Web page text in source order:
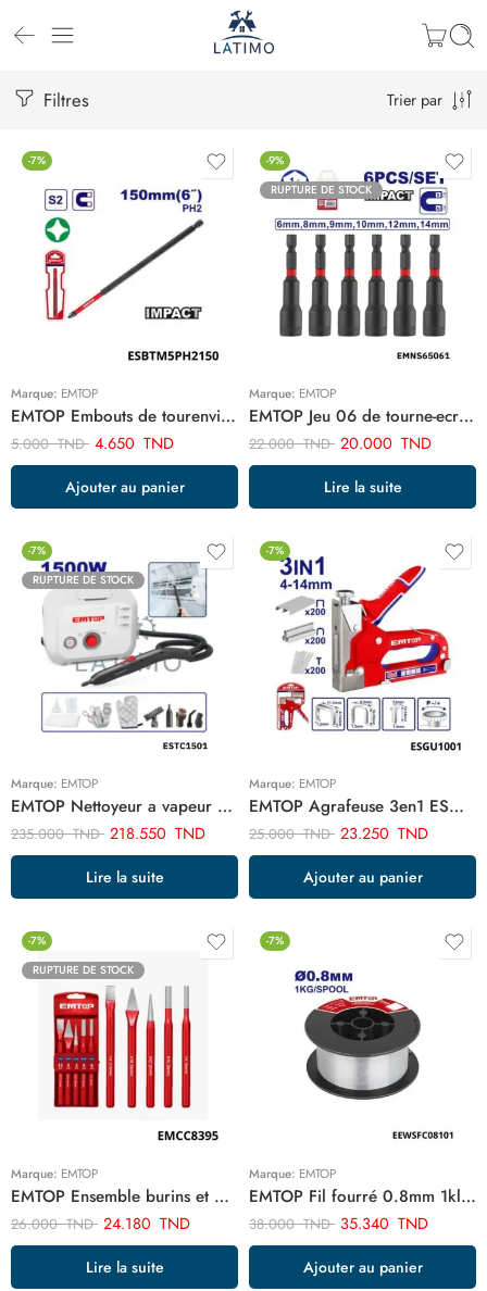
Filtres Trier par
-7%
Marque: EMTOP
EMTOP Embouts de tourenvis s2 150mm ESBTM5PH2150
5.000TND 4.650 TND
Ajouter au panier
-9%
RUPTURE DE STOCK
Marque: EMTOP
EMTOP Jeu 06 de tourne-ecrous 14mm EMNS65061
22.000TND 20.000 TND
Lire la suite
-7%
RUPTURE DE STOCK
Marque: EMTOP
EMTOP Nettoyeur a vapeur 1500w pour climatiseur ESTC1501
235.000TND 218.550 TND
Lire la suite
-7%
Marque: EMTOP
EMTOP Agrafeuse 3en1 ESGU1001
25.000TND 23.250 TND
Ajouter au panier
-7%
RUPTURE DE STOCK
Marque: EMTOP
EMTOP Ensemble burins et poinçons EMCC8395
26.000TND 24.180 TND
Lire la suite
-7%
Marque: EMTOP
EMTOP Fil fourré 0.8mm 1klg soudure EEWSFC08101
38.000TND 35.340 TND
Ajouter au panier